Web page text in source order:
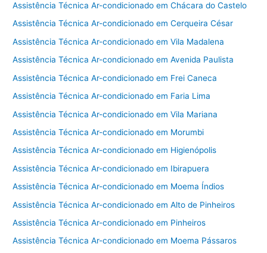
Assistência Técnica Ar-condicionado em Chácara do Castelo
Assistência Técnica Ar-condicionado em Cerqueira César
Assistência Técnica Ar-condicionado em Vila Madalena
Assistência Técnica Ar-condicionado em Avenida Paulista
Assistência Técnica Ar-condicionado em Frei Caneca
Assistência Técnica Ar-condicionado em Faria Lima
Assistência Técnica Ar-condicionado em Vila Mariana
Assistência Técnica Ar-condicionado em Morumbi
Assistência Técnica Ar-condicionado em Higienópolis
Assistência Técnica Ar-condicionado em Ibirapuera
Assistência Técnica Ar-condicionado em Moema Índios
Assistência Técnica Ar-condicionado em Alto de Pinheiros
Assistência Técnica Ar-condicionado em Pinheiros
Assistência Técnica Ar-condicionado em Moema Pássaros